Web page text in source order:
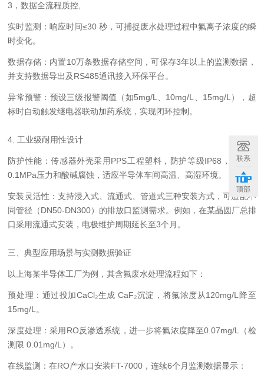
3，数据全流程质控,
实时监测：响应时间≤30 秒，可捕捉废水处理过程中氟离子浓度的瞬
时变化。
数据存储：内置10万条数据存储空间，可保存3年以上的监测数据，
并支持数据导出及RS485通讯接入环保平台。
异常预警：预设三级报警阈值（如5mg/L、10mg/L、15mg/L），超
标时自动触发继电器联动加药系统，实现闭环控制。
4 . 工业级耐用性设计
防护性能：传感器外壳采用PPS工程塑料，防护等级IP68，可耐受
0.1MPa压力和酸碱腐蚀，适应半导体车间高温、高湿环境。
安装灵活性：支持浸入式、流通式、管道式三种安装方式，可适配不
同管径（DN50-DN300）的排放口监测需求。例如，在某晶圆厂总排
口采用流通式安装，电极维护周期延长至3个月。
三、典型应用场景与实测数据验证
以上海某半导体工厂为例，其含氟废水处理流程如下：
预处理：通过投加CaCl₂生成 CaF₂沉淀，将氟浓度从120mg/L降至
15mg/L。
深度处理：采用RO反渗透系统，进一步将氟浓度降至0.07mg/L（检
测限 0.01mg/L）。
在线监测：在RO产水口安装FT-7000，连续6个月监测数据显示：
联系
顶部